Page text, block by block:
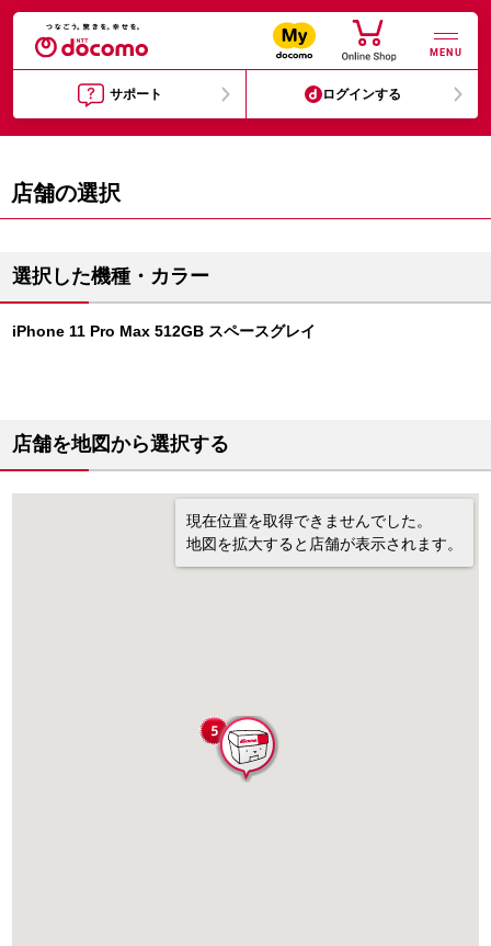
MENU
サポート ログインする
店舗の選択
選択した機種・カラー
iPhone 11 Pro Max 512GB スペースグレイ
店舗を地図から選択する
現在位置を取得できませんでした。
地図を拡大すると店舗が表示されます。